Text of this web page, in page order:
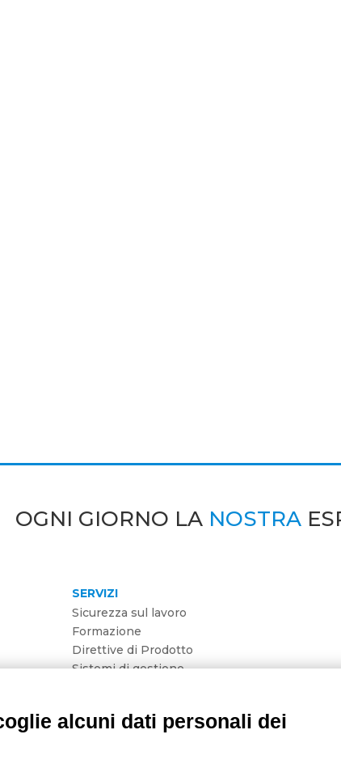
OGNI GIORNO LA NOSTRA
SERVIZI
Sicurezza sul lavoro
Formazione
Direttive di Prodotto
Sistemi di gestione
02803710363 | REA MO02803710363 | Capitale
alcuni dati personali dei